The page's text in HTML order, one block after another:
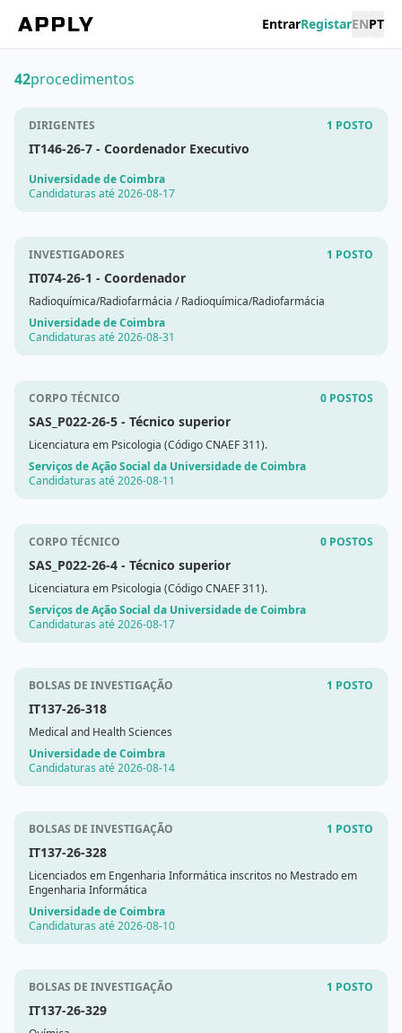
EntrarRegistarENPT
42procedimentos
DIRIGENTES 1 POSTO
IT146-26-7 - Coordenador Executivo
Universidade de Coimbra
Candidaturas até 2026-08-17
INVESTIGADORES 1 POSTO
IT074-26-1 - Coordenador
Radioquímica/Radiofarmácia / Radioquímica/Radiofarmácia
Universidade de Coimbra
Candidaturas até 2026-08-31
CORPO TÉCNICO 0 POSTOS
SAS_P022-26-5 - Técnico superior
Licenciatura em Psicologia (Código CNAEF 311).
Serviços de Ação Social da Universidade de Coimbra
Candidaturas até 2026-08-11
CORPO TÉCNICO 0 POSTOS
SAS_P022-26-4 - Técnico superior
Licenciatura em Psicologia (Código CNAEF 311).
Serviços de Ação Social da Universidade de Coimbra
Candidaturas até 2026-08-17
BOLSAS DE INVESTIGAÇÃO 1 POSTO
IT137-26-318
Medical and Health Sciences
Universidade de Coimbra
Candidaturas até 2026-08-14
BOLSAS DE INVESTIGAÇÃO 1 POSTO
IT137-26-328
Licenciados em Engenharia Informática inscritos no Mestrado em
Engenharia Informática
Universidade de Coimbra
Candidaturas até 2026-08-10
BOLSAS DE INVESTIGAÇÃO 1 POSTO
IT137-26-329